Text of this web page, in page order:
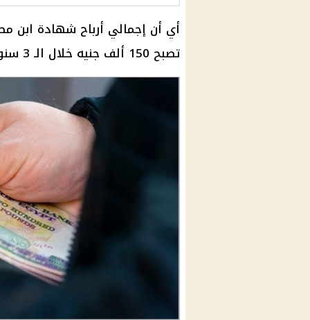
أي أن إجمالي أرباح شهادة ابن
تصبح 150 ألف جنيه خلال الـ 3 سنوات.